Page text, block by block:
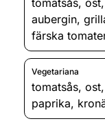
aubergin,
färska
Vegetariana
tomatsås, ost,
paprika,